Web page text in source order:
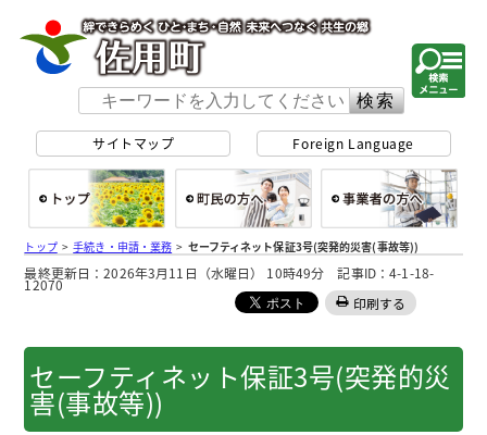
サイトマップ Foreign Language
総合トップ 町民の方へ
トップ>手続き・申請・業務 > セーフティネット保証3号(突発的災害(事故等))
最終更新日：2026年3月11日（水曜日） 10時49分 記事ID：4-1-18-
12070
印刷する
セーフティネット保証3号(突発的災
害(事故等))